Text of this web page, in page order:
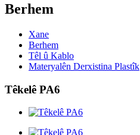
Berhem
Xane
Berhem
Têl û Kablo
Materyalên Derxistina Plastîk
Têkelê PA6